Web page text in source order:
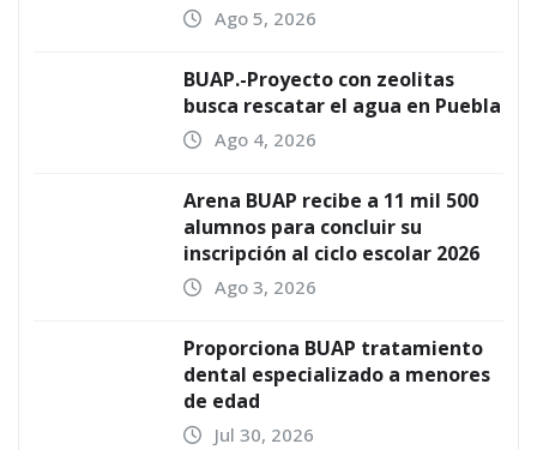
Ago 5, 2026
BUAP.-Proyecto con zeolitas
busca rescatar el agua en Puebla
Ago 4, 2026
Arena BUAP recibe a 11 mil 500
alumnos para concluir su
inscripción al ciclo escolar 2026
Ago 3, 2026
Proporciona BUAP tratamiento
dental especializado a menores
de edad
Jul 30, 2026